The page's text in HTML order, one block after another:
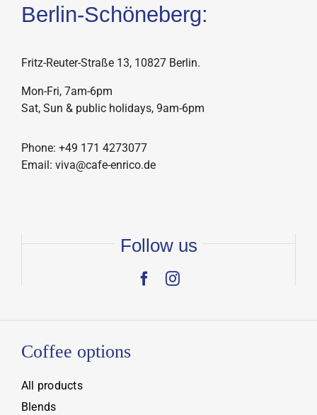
Berlin-Schöneberg:
Fritz-Reuter-Straße 13, 10827 Berlin.
Mon-Fri, 7am-6pm
Sat, Sun & public holidays, 9am-6pm
Phone: +49 171 4273077
Email: viva@cafe-enrico.de
Follow us
Coffee options
All products
Blends